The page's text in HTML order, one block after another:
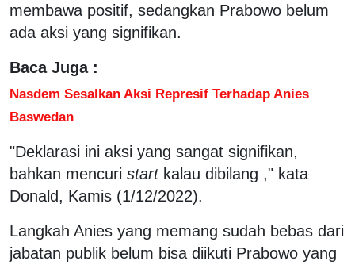
membawa positif, sedangkan Prabowo belum
ada aksi yang signifikan.
Baca Juga :
Nasdem Sesalkan Aksi Represif Terhadap Anies
Baswedan
"Deklarasi ini aksi yang sangat signifikan,
bahkan mencuri startkalau dibilang ," kata
Donald, Kamis (1/12/2022).
Langkah Anies yang memang sudah bebas dari
jabatan publik belum bisa diikuti Prabowo yang